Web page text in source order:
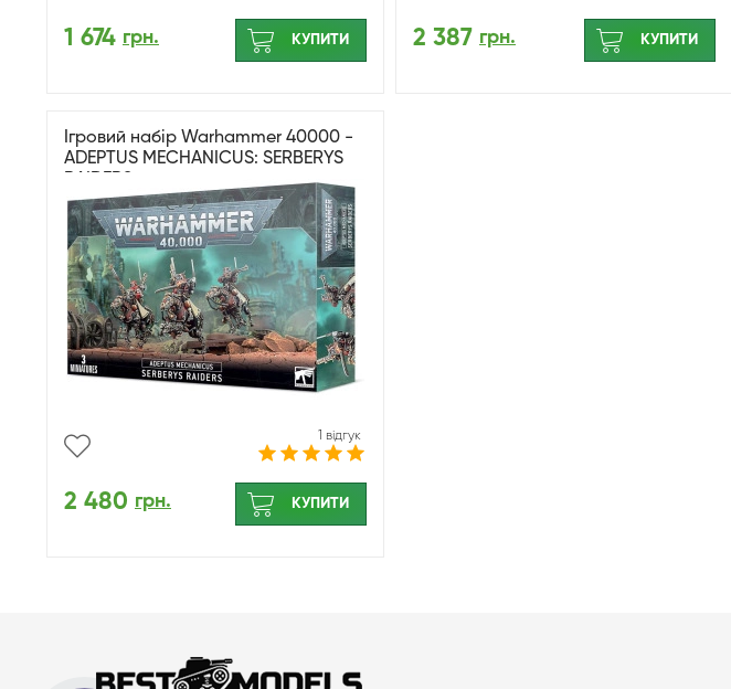
1 674 грн. КУПИТИ 2 387 грн. КУПИТИ
Ігровий набір Warhammer 40000 -
ADEPTUS MECHANICUS: SERBERYS
1 відгук
2 480 грн. КУПИТИ